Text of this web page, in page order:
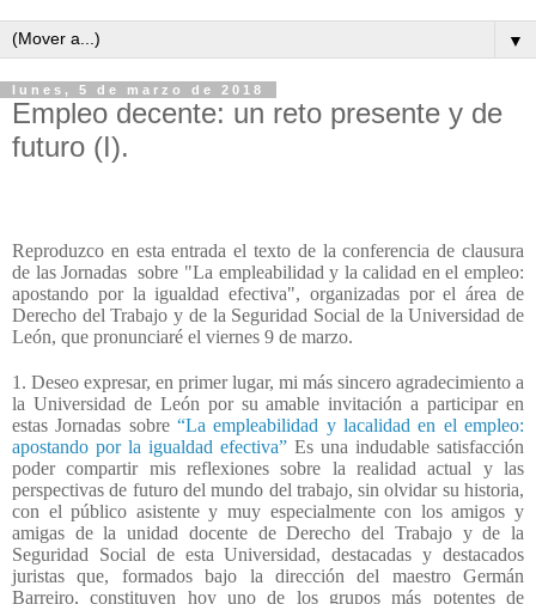
▼
lunes, 5 de marzo de 2018
Empleo decente: un reto presente y de
futuro (I).
Reproduzco en esta entrada el texto de la conferencia de clausura
de las Jornadas sobre "La empleabilidad y la calidad en el empleo:
apostando por la igualdad efectiva", organizadas por el área de
Derecho del Trabajo y de la Seguridad Social de la Universidad de
León, que pronunciaré el viernes 9 de marzo.
1. Deseo expresar, en primer lugar, mi más sincero agradecimiento a
la Universidad de León por su amable invitación a participar en
estas Jornadas sobre “La empleabilidad y lacalidad en el empleo:
apostando por la igualdad efectiva” Es una indudable satisfacción
poder compartir mis reflexiones sobre la realidad actual y las
perspectivas de futuro del mundo del trabajo, sin olvidar su historia,
con el público asistente y muy especialmente con los amigos y
amigas de la unidad docente de Derecho del Trabajo y de la
Seguridad Social de esta Universidad, destacadas y destacados
juristas que, formados bajo la dirección del maestro Germán
Barreiro, constituyen hoy uno de los grupos más potentes de